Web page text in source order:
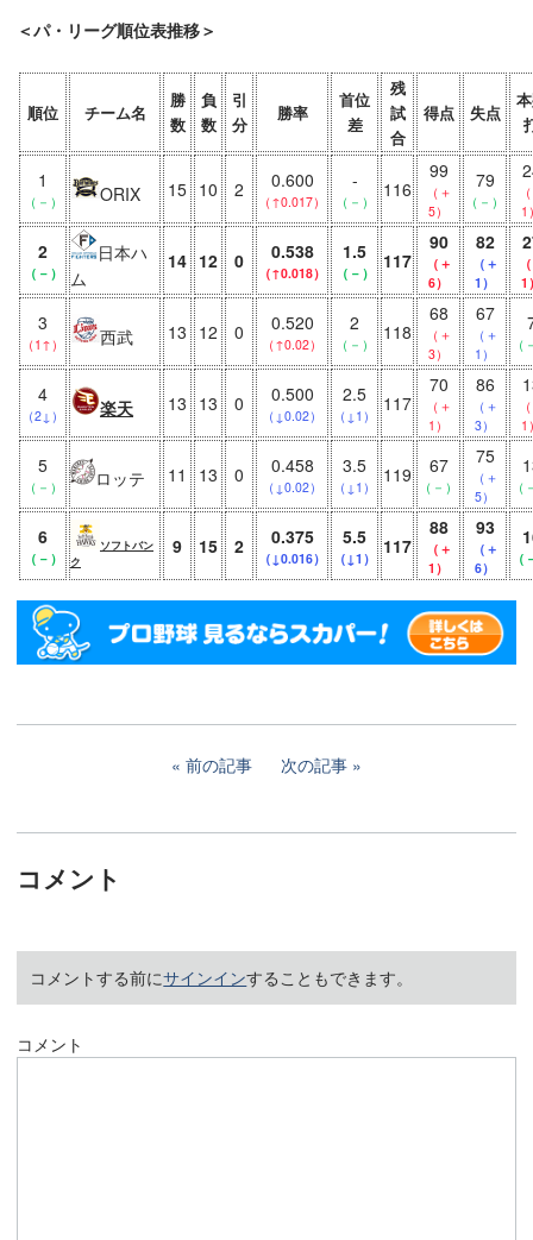
＜パ・リーグ順位表推移＞
順位 チーム名
勝
数
負
数
引
分
勝率
首位
差
残
試
合
得点 失点
1
（－） ORIX 15 10 2 0.600
（↑0.017）
-
（－）
116
99
（＋
5）
79
（－）
1
2
（－）
日本ハ
ム
14 12 0 0.538
（↑0.018）
1.5
（－）
117
90
（＋
6）
82
（＋
1）
1
3
（1↑） 西武 13 12 0 0.520
（↑0.02）
2
（－）
118
68
（＋
3）
67
（＋
1）
（
4
（2↓） 楽天 13 13 0 0.500
（↓0.02）
2.5
（↓1）
117
70
（＋
1）
86
（＋
3）
1
5
（－） ロッテ 11 13 0 0.458
（↓0.02）
3.5
（↓1）
119 67
（－）
75
（＋
5）
（
6
（－）
ソフトバン
ク
9 15 2 0.375
（↓0.016）
5.5
（↓1）
117
88
（＋
1）
93
（＋
6）
（
前の記事 次の記事
コメント
コメントする前にサインインすることもできます。
コメント